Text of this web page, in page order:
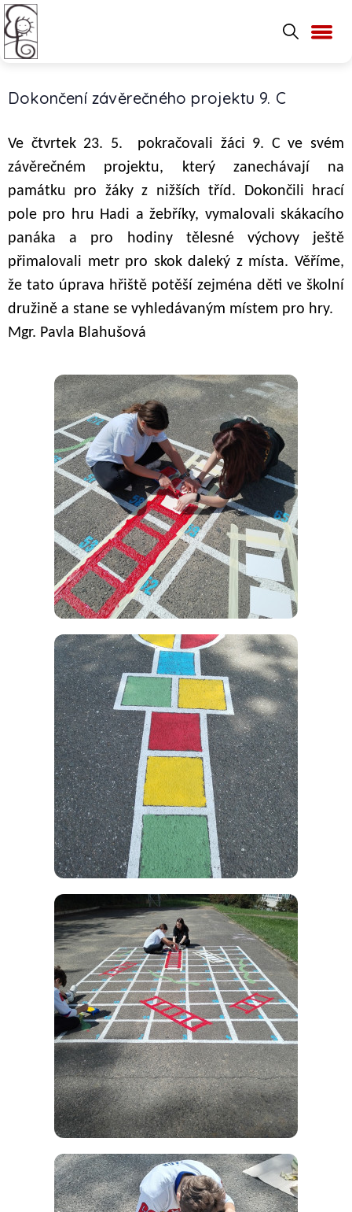
Dokončení závěrečného projektu 9. C
Ve čtvrtek 23. 5. pokračovali žáci 9. C ve svém
závěrečném projektu, který zanechávají na
památku pro žáky z nižších tříd. Dokončili hrací
pole pro hru Hadi a žebříky, vymalovali skákacího
panáka a pro hodiny tělesné výchovy ještě
přimalovali metr pro skok daleký z místa. Věříme,
že tato úprava hřiště potěší zejména děti ve školní
družině a stane se vyhledávaným místem pro hry.
Mgr. Pavla Blahušová